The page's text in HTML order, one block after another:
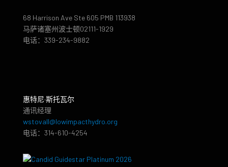
68 Harrison Ave Ste 605 PMB 113938
马萨诸塞州波士顿02111-1929
电话：339-234-9882
惠特尼·斯托瓦尔
通讯经理
wstovall@lowimpacthydro.org
电话：314-610-4254